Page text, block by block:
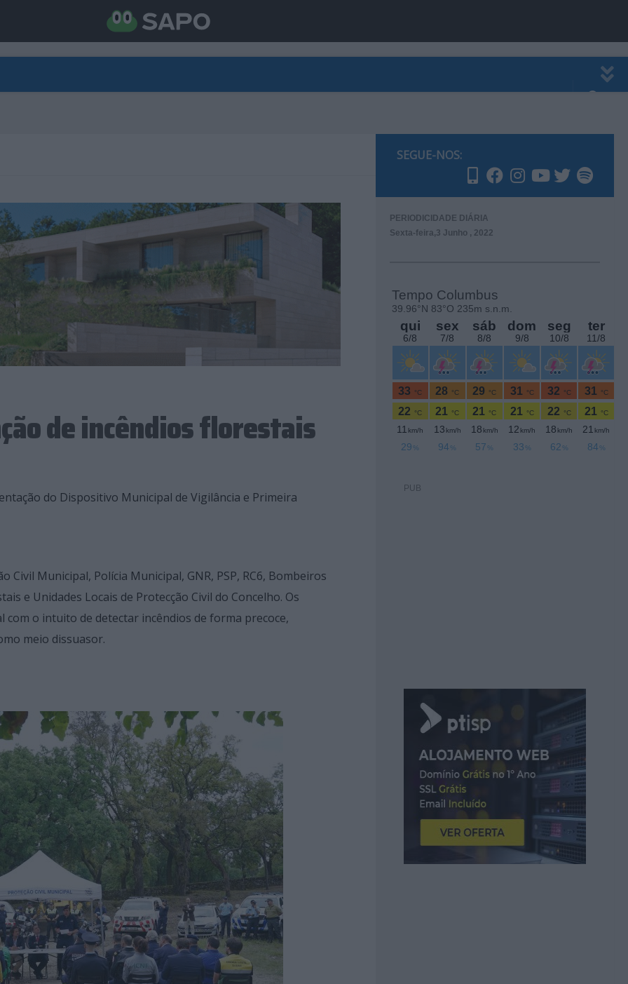
de incêndios florestais
do Dispositivo Municipal de Vigilância e Primeira
Municipal, Polícia Municipal, GNR, PSP, RC6, Bombeiros
e Unidades Locais de Protecção Civil do Concelho. Os
o intuito de detectar incêndios de forma precoce,
meio dissuasor.
SEGUE-NOS:
PERIODICIDADE DIÁRIA
Sexta-feira,3 Junho , 2022
PUB